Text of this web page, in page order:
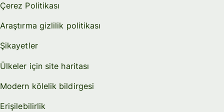
Çerez Politikası
Araştırma gizlilik politikası
Şikayetler
Ülkeler için site haritası
Modern kölelik bildirgesi
Erişilebilirlik